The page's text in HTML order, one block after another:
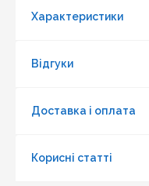
Характеристики
Відгуки
Доставка і оплата
Корисні статті